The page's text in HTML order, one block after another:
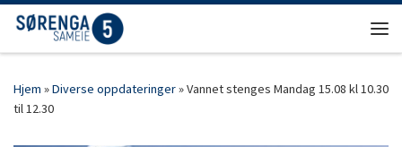
Skip to content
Hjem »Diverse oppdateringer»Vannet stenges Mandag 15.08 kl 10.30
til 12.30